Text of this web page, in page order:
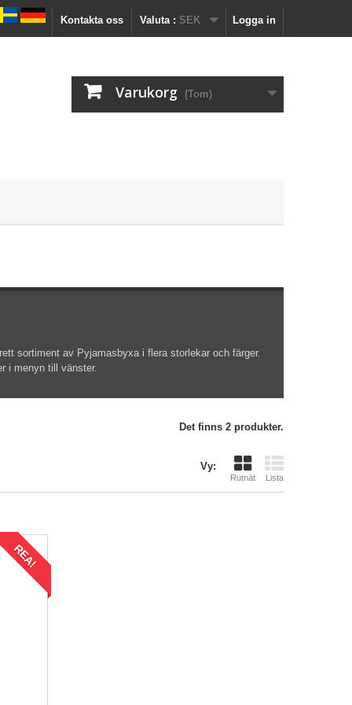
Logga in
Valuta : SEK
Kontakta oss
Varukorg (Tom)
sortiment av Pyjamasbyxa i flera storlekar och färger.
i menyn till vänster.
Det finns 2 produkter.
Vy:
Rutnät Lista
REA!